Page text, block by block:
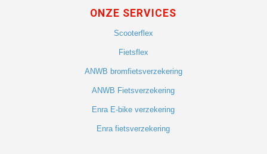
ONZE SERVICES
Scooterflex
Fietsflex
ANWB bromfietsverzekering
ANWB Fietsverzekering
Enra E-bike verzekering
Enra fietsverzekering